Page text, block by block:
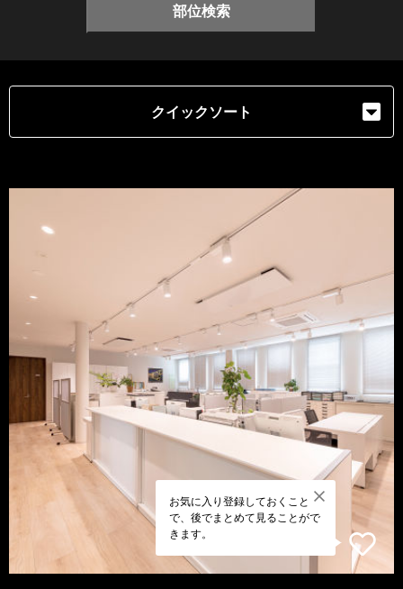
部位検索
クイックソート
お気に入り登録しておくこと
で、後でまとめて見ることがで
きます。